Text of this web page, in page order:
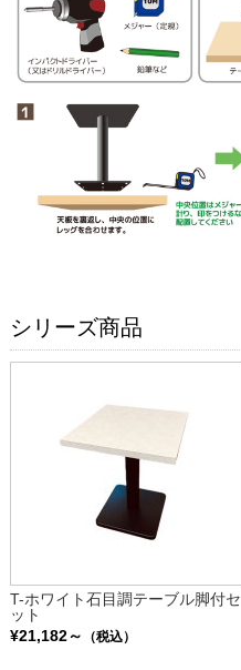
シリーズ商品
T-ホワイト石目調テーブル脚付セ
ット
¥21,182～
（税込）